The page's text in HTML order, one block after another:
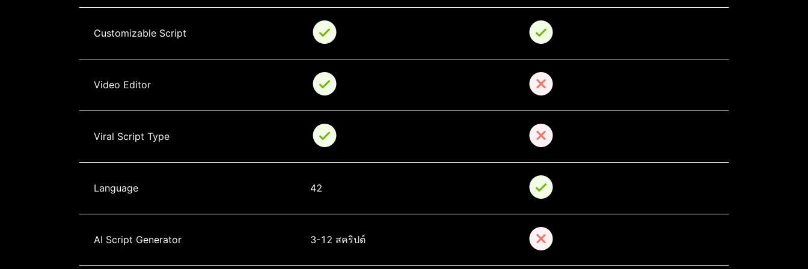
Customizable Script
Video Editor
Viral Script Type
Language 42
AI Script Generator 3-12 สคริปต์